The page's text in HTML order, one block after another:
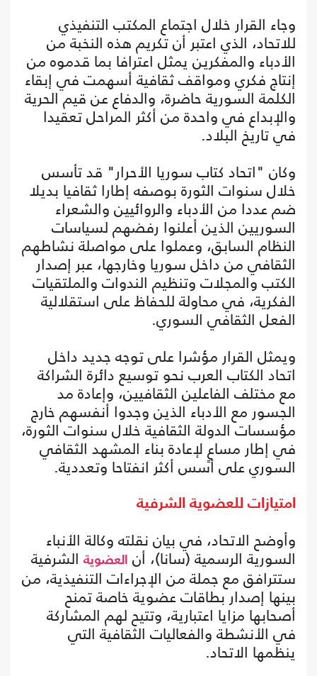
وجاء القرار خلال اجتماع المكتب التنفيذي
للاتحاد، الذي اعتبر أن تكريم هذه النخبة من
الأدباء والمفكرين يمثل اعترافا بما قدموه من
إنتاج فكري ومواقف ثقافية أسهمت في إبقاء
الكلمة السورية حاضرة، والدفاع عن قيم الحرية
والإبداع في واحدة من أكثر المراحل تعقيدا
في تاريخ البلاد.
وكان "اتحاد كتاب سوريا الأحرار" قد تأسس
خلال سنوات الثورة بوصفه إطارا ثقافيا بديلا
ضم عددا من الأدباء والروائيين والشعراء
السوريين الذين أعلنوا رفضهم لسياسات
النظام السابق، وعملوا على مواصلة نشاطهم
الثقافي من داخل سوريا وخارجها، عبر إصدار
الكتب والمجلات وتنظيم الندوات والملتقيات
الفكرية، في محاولة للحفاظ على استقلالية
الفعل الثقافي السوري.
ويمثل القرار مؤشرا على توجه جديد داخل
اتحاد الكتاب العرب نحو توسيع دائرة الشراكة
مع مختلف الفاعلين الثقافيين، وإعادة مد
الجسور مع الأدباء الذين وجدوا أنفسهم خارج
مؤسسات الدولة الثقافية خلال سنوات الثورة،
في إطار مساعٍ لإعادة بناء المشهد الثقافي
السوري على أسس أكثر انفتاحا وتعددية.
امتيازات للعضوية الشرفية
وأوضح الاتحاد، في بيان نقلته وكالة الأنباء
السورية الرسمية (سانا)، أن العضوية الشرفية
ستترافق مع جملة من الإجراءات التنفيذية، من
بينها إصدار بطاقات عضوية خاصة تمنح
أصحابها مزايا اعتبارية، وتتيح لهم المشاركة
في الأنشطة والفعاليات الثقافية التي
ينظمها الاتحاد.